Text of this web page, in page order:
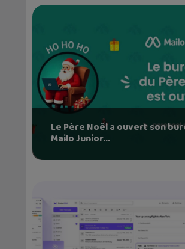
Le Père Noël a ouvert son
Mailo Junior...